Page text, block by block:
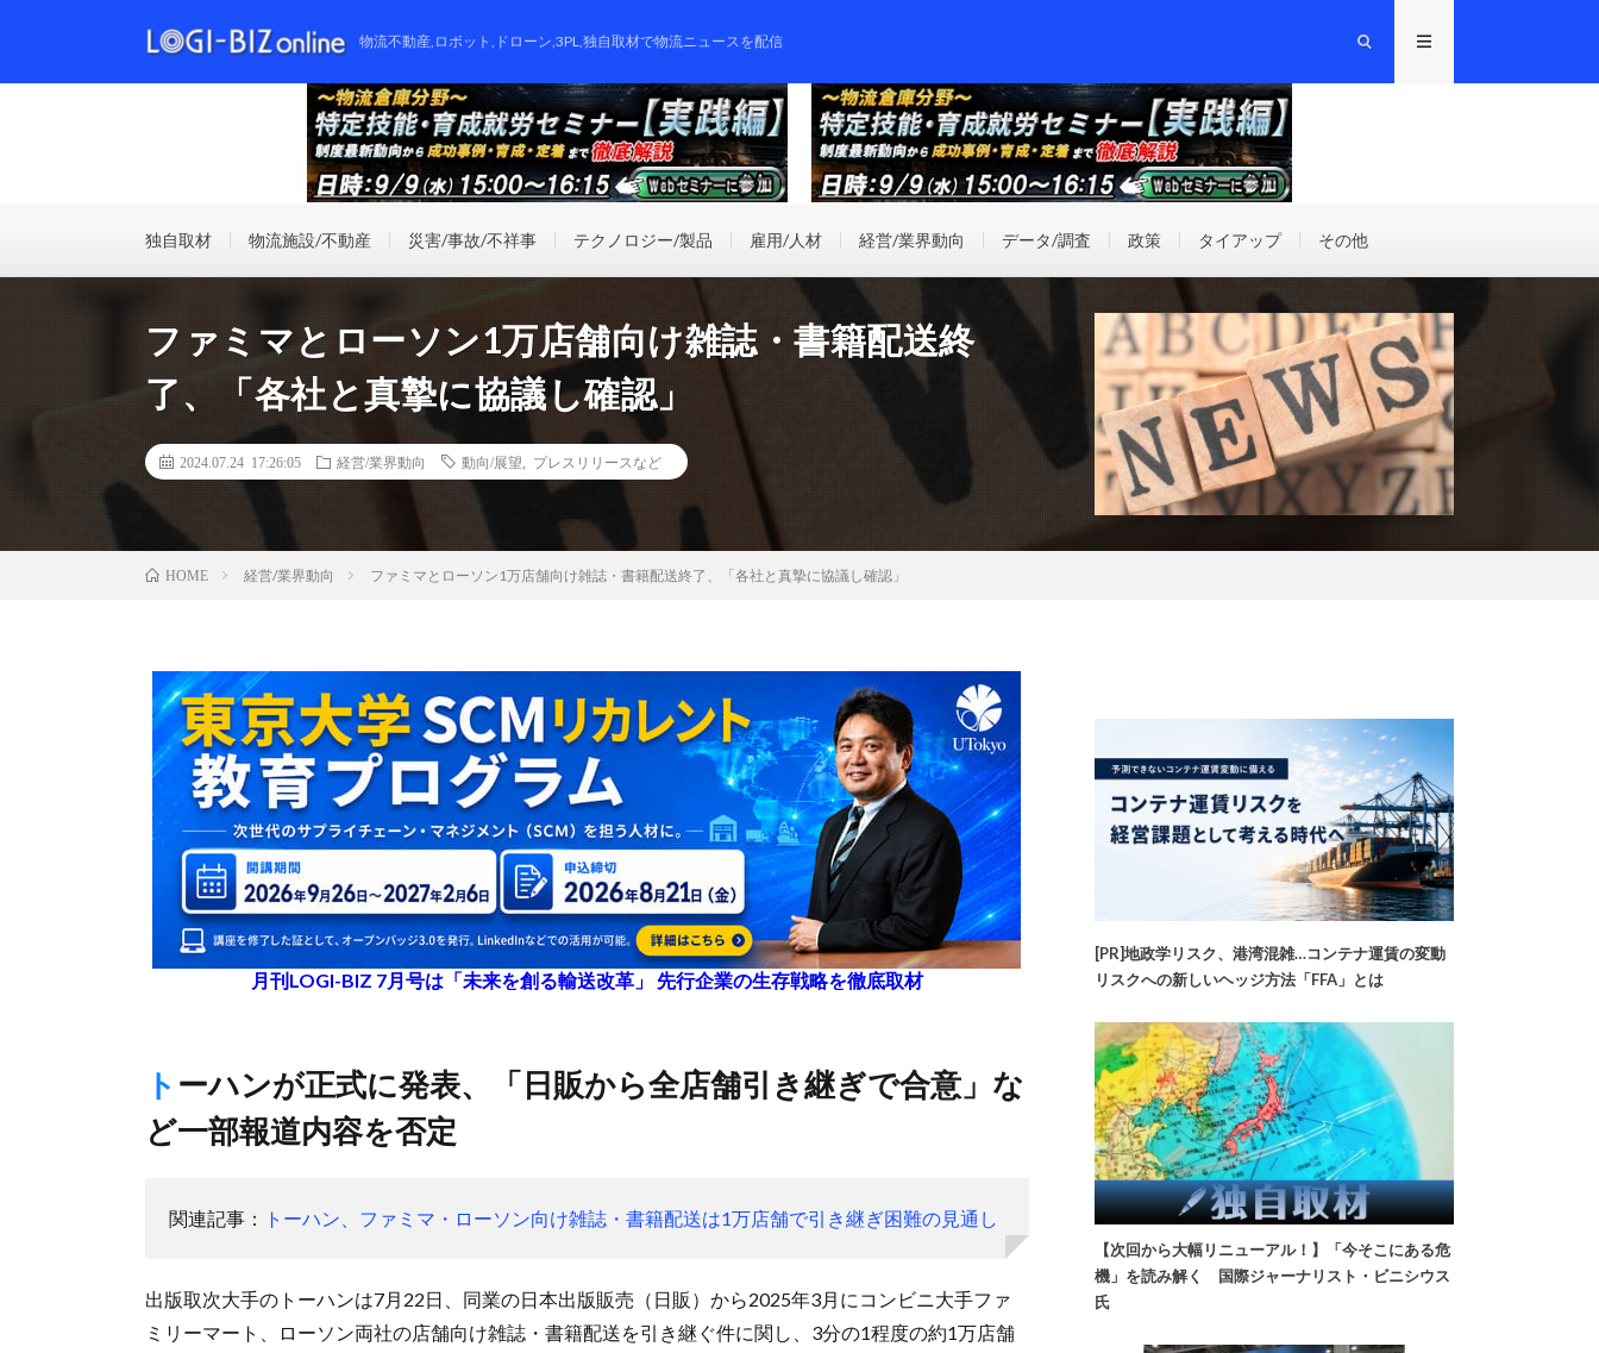
物流不動産,ロボット,ドローン,3PL,独自取材で物流ニュースを配信
独自取材 物流施設/不動産 災害/事故/不祥事 テクノロジー/製品 雇用/人材 経営/業界動向 データ/調査 政策 タイアップ その他
ファミマとローソン1万店舗向け雑誌・書籍配送終
了、「各社と真摯に協議し確認」
2024.07.24 17:26:05 経営/業界動向 動向/展望 プレスリリースなど
HOME 経営/業界動向 ファミマとローソン1万店舗向け雑誌・書籍配送終了、「各社と真摯に協議し確認」
月刊LOGI-BIZ 7月号は「未来を創る輸送改革」 先行企業の生存戦略を徹底取材
トーハンが正式に発表、「日販から全店舗引き継ぎで合意」な
ど一部報道内容を否定
関連記事： トーハン、ファミマ・ローソン向け雑誌・書籍配送は1万店舗で引き継ぎ困難の見通し
出版取次大手のトーハンは7月22日、同業の日本出版販売（日販）から2025年3月にコンビニ大手ファ
ミリーマート、ローソン両社の店舗向け雑誌・書籍配送を引き継ぐ件に関し、3分の1程度の約1万店舗
[PR]地政学リスク、港湾混雑…コンテナ運賃の変動
リスクへの新しいヘッジ方法「FFA」とは
【次回から大幅リニューアル！】「今そこにある危
機」を読み解く 国際ジャーナリスト・ビニシウス
氏